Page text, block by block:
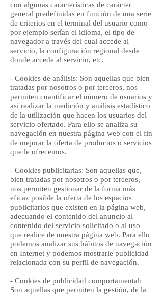
con algunas características de carácter
general predefinidas en función de una serie
de criterios en el terminal del usuario como
por ejemplo serían el idioma, el tipo de
navegador a través del cual accede al
servicio, la configuración regional desde
donde accede al servicio, etc.
- Cookies de análisis: Son aquellas que bien
tratadas por nosotros o por terceros, nos
permiten cuantificar el número de usuarios y
así realizar la medición y análisis estadístico
de la utilización que hacen los usuarios del
servicio ofertado. Para ello se analiza su
navegación en nuestra página web con el fin
de mejorar la oferta de productos o servicios
que le ofrecemos.
- Cookies publicitarias: Son aquellas que,
bien tratadas por nosotros o por terceros,
nos permiten gestionar de la forma más
eficaz posible la oferta de los espacios
publicitarios que existen en la página web,
adecuando el contenido del anuncio al
contenido del servicio solicitado o al uso
que realice de nuestra página web. Para ello
podemos analizar sus hábitos de navegación
en Internet y podemos mostrarle publicidad
relacionada con su perfil de navegación.
- Cookies de publicidad comportamental:
Son aquellas que permiten la gestión, de la